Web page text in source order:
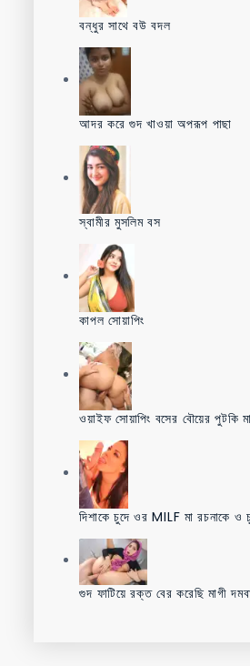
বন্ধুর সাথে বউ বদল
আদর করে গুদ খাওয়া অপরূপ পাছা
স্বামীর মুসলিম বস
কাপল সোয়াপিং
ওয়াইফ সোয়াপিং বসের বৌয়ের পুটকি
দিশাকে চুদে ওর MILF মা রচনাকে ও
গুদ ফাটিয়ে রক্ত বের করেছি মাগী